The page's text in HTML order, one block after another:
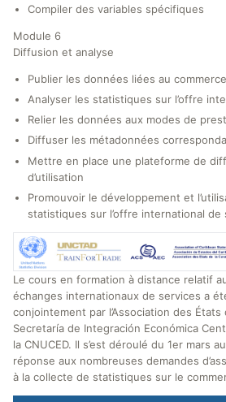
Compiler des variables spécifiques
Module 6
Diffusion et analyse
Publier les données liées au
Analyser les statistiques sur l’offre
Relier les données aux modes de
Diffuser les métadonnées
Mettre en place une plateforme de
d’utilisation
Promouvoir le développement et
statistiques sur l’offre international de
Le cours en formation à distance relatif
échanges internationaux de services a
conjointement par l’Association des États
Secretaría de Integración Económica
la CNUCED. Il s’est déroulé du 1er mars
réponse aux nombreuses demandes
à la collecte de statistiques sur le